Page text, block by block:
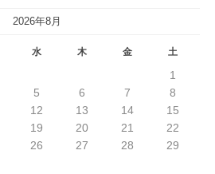
2026年8月
水 木 金 土
1
5 6 7
8
12 13 14
15
19 20 21
22
26 27 28
29